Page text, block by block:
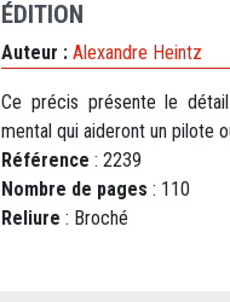
ÉDITION
Auteur : Alexandre Heintz
Ce précis présente le
mental qui aideront un pilote
Référence : 2239
Nombre de pages : 110
Reliure : Broché